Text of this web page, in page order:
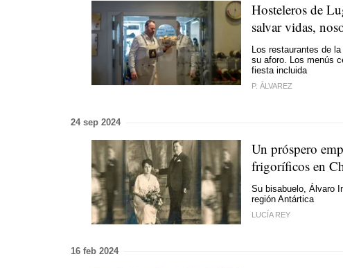
Hosteleros de
salvar vidas,
Los restaurantes de
su aforo. Los menús
fiesta incluida
P. ÁLVAREZ
24 sep 2024
Un próspero
frigoríficos en
Su bisabuelo, Álvaro
región Antártica
LUCÍA REY
16 feb 2024